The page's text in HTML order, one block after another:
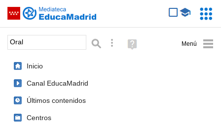
Saltar navegación
Palabra o frase: Búsqueda avanzada
Ayuda
(en
Inicio
Canal EducaMadrid
Últimos contenidos
Centros